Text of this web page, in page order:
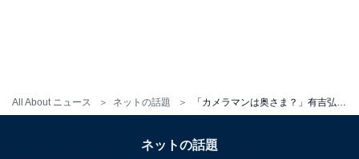
All About ニュース ネットの話題
ネットの話題